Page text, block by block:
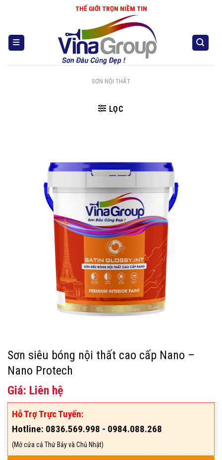
THẾ GIỚI TRỌN NIỀM TIN
SƠN NỘI THẤT
LỌC
Sơn siêu bóng nội thất cao cấp Nano –
Nano Protech
Giá: Liên hệ
Hỗ Trợ Trực Tuyến:
Hotline: 0836.569.998 - 0984.088.268
(Mở cửa cả Thứ Bảy và Chủ Nhật)